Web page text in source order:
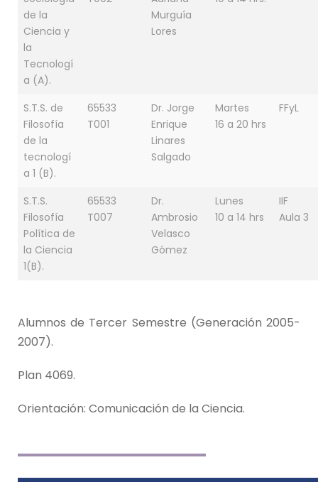
de la
Ciencia y
la
Tecnologí
a (A).
Murguía
Lores
S.T.S. de
Filosofía
de la
tecnologí
a 1 (B).
65533
T001
Dr. Jorge
Enrique
Linares
Salgado
Martes
16 a 20 hrs
FFyL
S.T.S.
Filosofía
Política de
la Ciencia
1(B).
65533
T007
Dr.
Ambrosio
Velasco
Gómez
Lunes
10 a 14 hrs
IIF
Aula 3
Alumnos de Tercer Semestre (Generación 2005-
2007).
Plan 4069.
Orientación: Comunicación de la Ciencia.